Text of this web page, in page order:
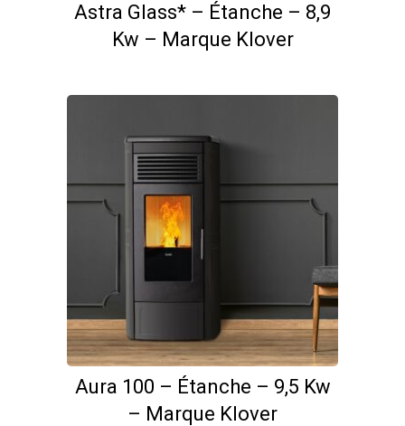
Astra Glass* – Étanche – 8,9
Kw – Marque Klover
Aura 100 – Étanche – 9,5 Kw
– Marque Klover